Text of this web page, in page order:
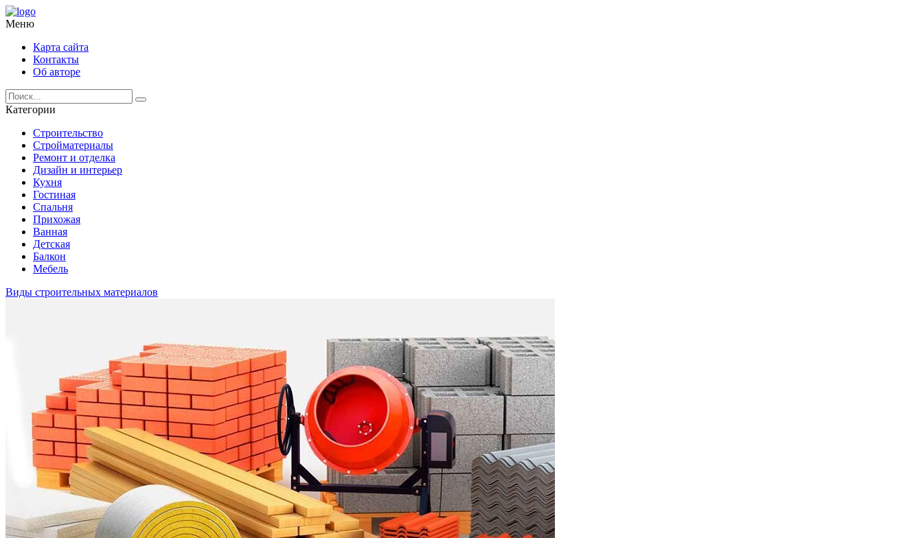
Меню
Карта сайта
Контакты
Об авторе
Категории
Строительство
Стройматериалы
Ремонт и отделка
Дизайн и интерьер
Кухня
Гостиная
Спальня
Прихожая
Ванная
Детская
Балкон
Мебель
Виды строительных материалов